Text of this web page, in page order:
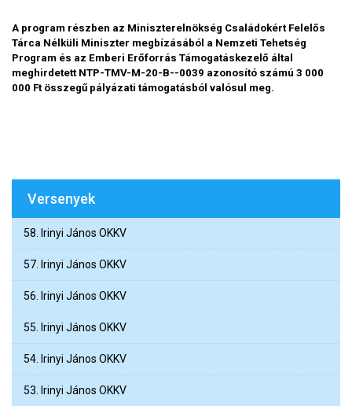
A program részben az Miniszterelnökség Családokért Felelős
Tárca Nélküli Miniszter megbízásából a Nemzeti Tehetség
Program és az Emberi Erőforrás Támogatáskezelő által
meghirdetett NTP-TMV-M-20-B--0039 azonosító számú 3 000
000 Ft összegű pályázati támogatásból valósul meg.
Versenyek
58. Irinyi János OKKV
57. Irinyi János OKKV
56. Irinyi János OKKV
55. Irinyi János OKKV
54. Irinyi János OKKV
53. Irinyi János OKKV